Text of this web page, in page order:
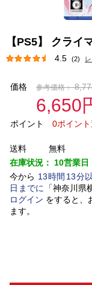
【PS5】 クライ
4.5 (2)
価格 参考価格：
6,650
ポイント
0ポイン
送料
無料
在庫状況： 10営業日
今から 13時間 13分
日 までに 「神奈川県
ログイン をすると、
ます。